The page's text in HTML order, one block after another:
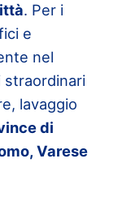
. Per i
e
nel
straordinari
lavaggio
di
Varese